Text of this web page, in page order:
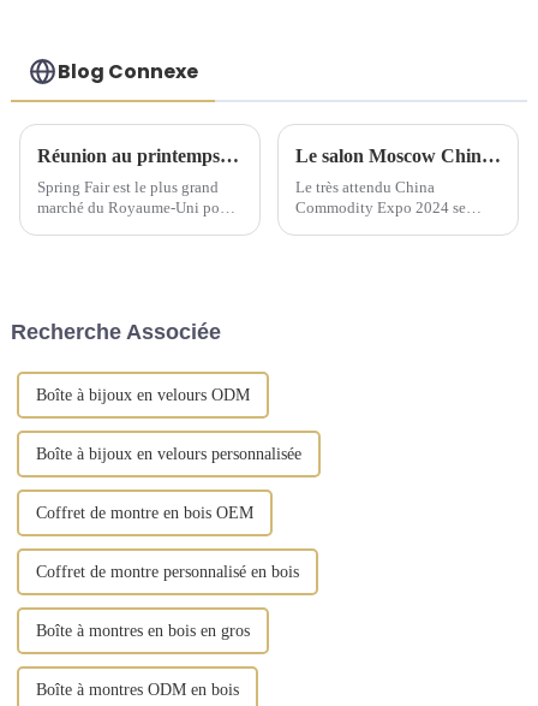
Blog Connexe
Réunion au printemps 2025 du Comité exécutif national de Birmingham
Spring Fair est le plus grand
marché du Royaume-Uni pour
Le salon Moscow China Commodity Expo 2024 présente des solutions de stockage de qualité supérieure
Le très attendu China
Commodity Expo 2024 se
Recherche Associée
Boîte à bijoux en velours ODM
Boîte à bijoux en velours personnalisée
Coffret de montre en bois OEM
Coffret de montre personnalisé en bois
Boîte à montres en bois en gros
Boîte à montres ODM en bois